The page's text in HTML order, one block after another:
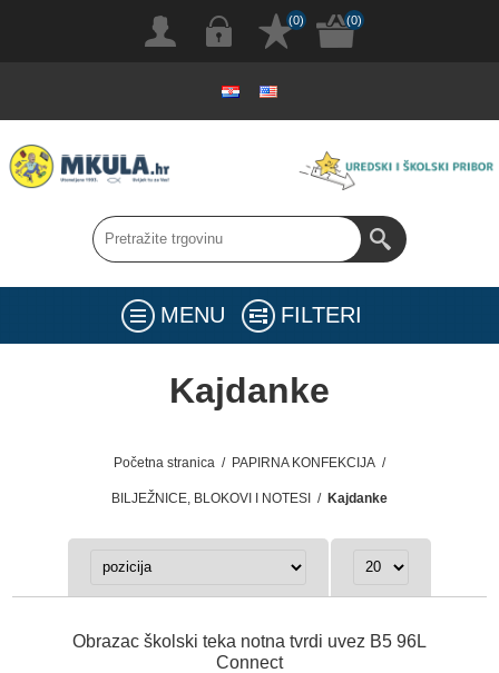
(0) (0)
MENU FILTERI
Kajdanke
Početna stranica / PAPIRNA KONFEKCIJA /
BILJEŽNICE, BLOKOVI I NOTESI / Kajdanke
Obrazac školski teka notna tvrdi uvez B5 96L
Connect